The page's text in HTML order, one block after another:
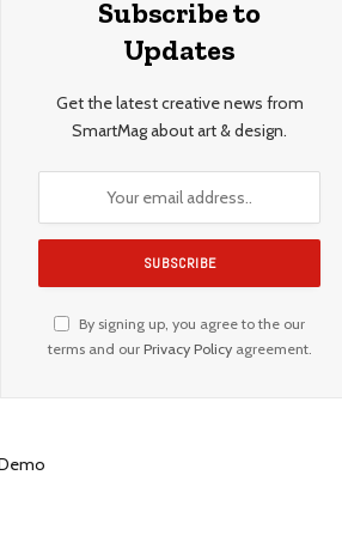
Subscribe to
Updates
Get the latest creative news from
SmartMag about art & design.
By signing up, you agree to the our
terms and our Privacy Policyagreement.